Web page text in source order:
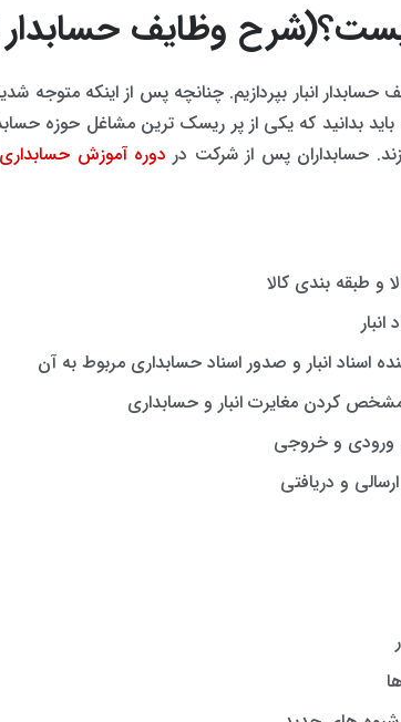
وظایف حسابدار
انبار بپردازیم. چنانچه پس از اینکه متوجه
باید بدانید که یکی از پر ریسک ترین مشاغل حوزه
حسابداران پس از شرکت در دوره آموزش حسابداری
و طبقه بندی کالا
اسناد انبار و صدور اسناد حسابداری مربوط به آن
مشخص کردن مغایرت انبار و حسابداری
ورودی و خروجی
و دریافتی